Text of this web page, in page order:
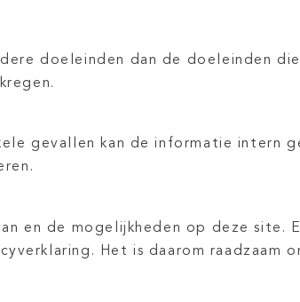
doeleinden dan de doeleinden
gevallen kan de informatie intern
en de mogelijkheden op deze site.
Het is daarom raadzaam